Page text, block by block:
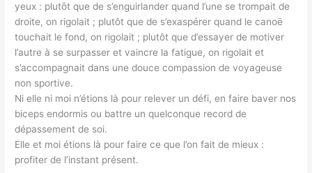
yeux : plutôt que de s’enguirlander quand l’une se trompait de
droite, on rigolait ; plutôt que de s’exaspérer quand le canoë
touchait le fond, on rigolait ; plutôt que d’essayer de motiver
l’autre à se surpasser et vaincre la fatigue, on rigolait et
s’accompagnait dans une douce compassion de voyageuse
non sportive.
Ni elle ni moi n’étions là pour relever un défi, en faire baver nos
biceps endormis ou battre un quelconque record de
dépassement de soi.
Elle et moi étions là pour faire ce que l’on fait de mieux :
profiter de l’instant présent.